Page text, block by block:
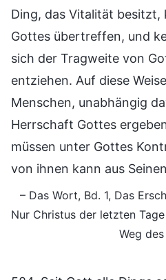
Ding, das Vitalität besitzt,
Gottes übertreffen, und
sich der Tragweite von
entziehen. Auf diese
Menschen, unabhängig
Herrschaft Gottes
müssen unter Gottes
von ihnen kann aus
– Das Wort, Bd. 1, Das
Nur Christus der letzten
Weg